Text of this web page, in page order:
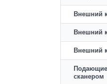
Внешний
Внешний
Внешний
сканером